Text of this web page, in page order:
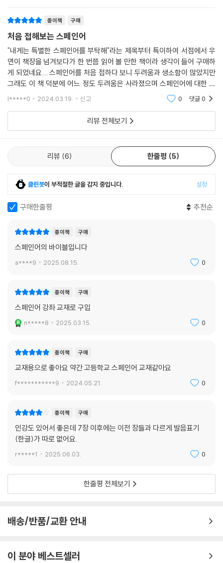
종이책 구매
처음 접해보는 스페인어
"내게는 특별한 스페인어를 부탁해"라는 제목부터 특이하여 서점에서 우
연이 책장을 넘겨보다가 한 번쯤 읽어 볼 만한 책이라 생각이 들어 구매하
게 되었네요.... 스페인어를 처음 접하다 보니 두려움과 생소함이 많았지만
그래도 이 책 덕분에 어느 정도 두려움은 사라졌으며 스페인어에 대한 흥
미를 느끼고 있어요...^^
l*****0 2024.03.19. 신고 0 댓글0
리뷰 전체보기
리뷰 6 한줄평 5
클린봇이 부적절한 글을 감지 중입니다. 설정
구매한줄평 추천순
종이책 구매
스페인어의 바이블입니다
a****9 2025.08.15. 0
종이책 구매
스페인어 강좌 교재로 구입
n*****8 2025.03.15. 0
종이책 구매
교재용으로 좋아요 약간 고등학교 스페인어 교재같아요
f***********9 2024.05.21. 0
종이책 구매
인강도 있어서 좋은데 7장 이후에는 이전 장들과 다르게 발음표기
(한글)가 따로 없어요.
r*****1 2025.06.03. 0
한줄평 전체보기
배송/반품/교환 안내
이 분야 베스트셀러